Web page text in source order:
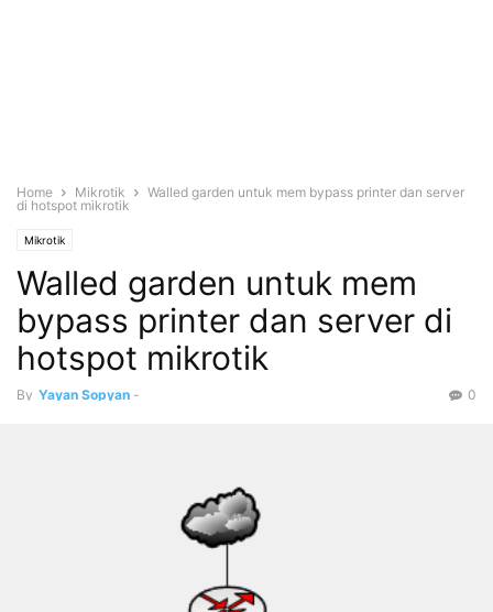
Home Mikrotik
Walled garden untuk mem bypass printer dan server
di hotspot mikrotik
Mikrotik
Walled garden untuk mem
bypass printer dan server di
hotspot mikrotik
By Yayan Sopyan - 0